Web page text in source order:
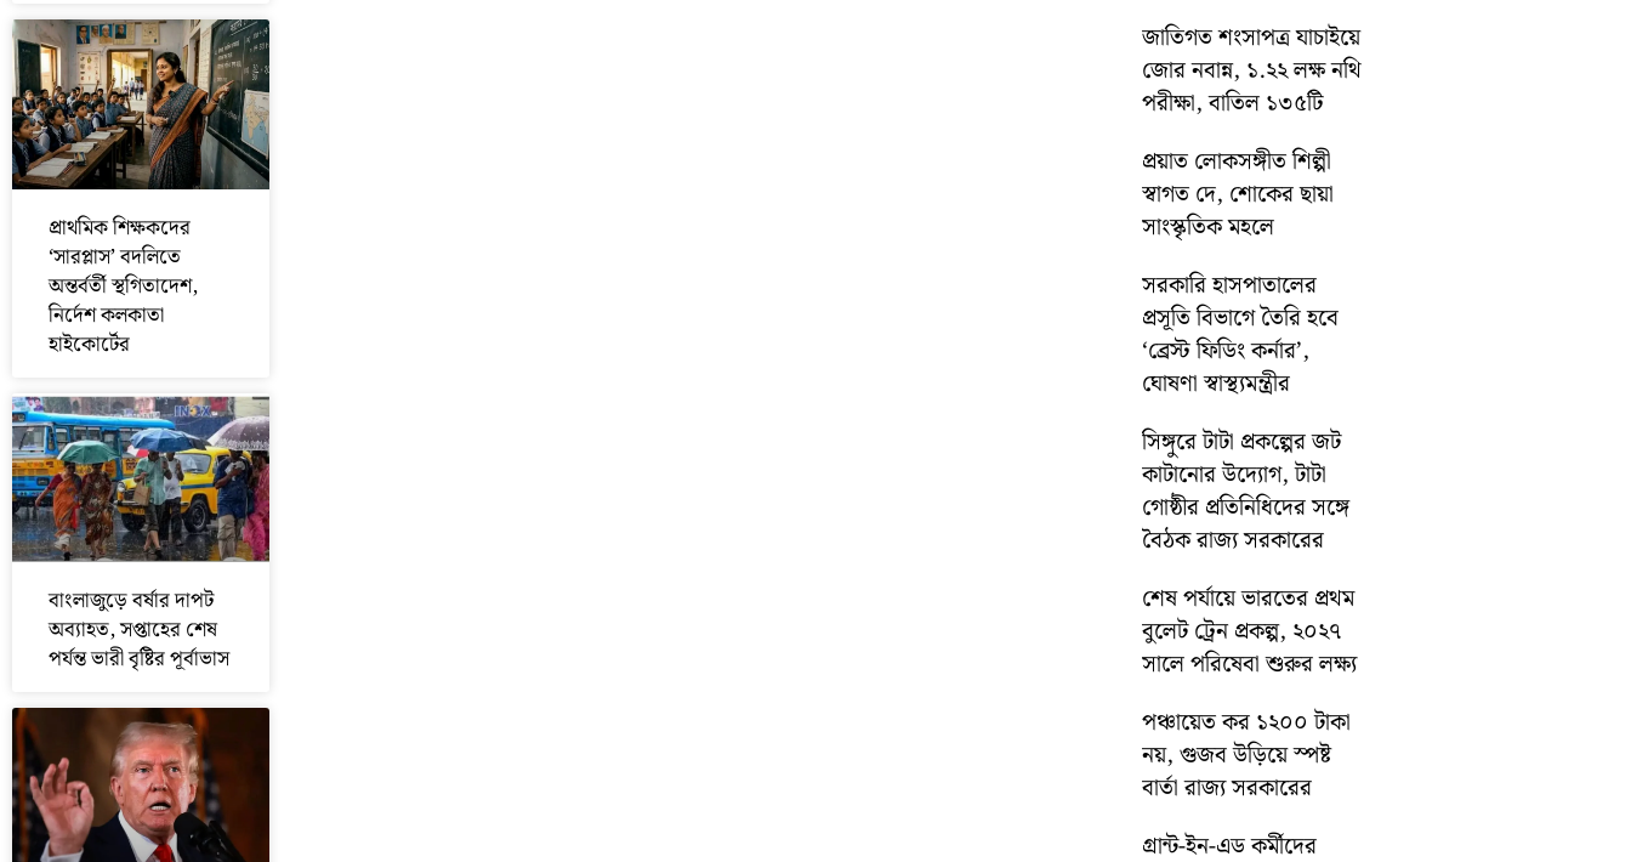
প্রাথমিক শিক্ষকদের
‘সারপ্লাস’ বদলিতে
অন্তর্বর্তী স্থগিতাদেশ,
নির্দেশ কলকাতা
হাইকোর্টের
বাংলাজুড়ে বর্ষার দাপট
অব্যাহত, সপ্তাহের শেষ
পর্যন্ত ভারী বৃষ্টির পূর্বাভাস
জাতিগত শংসাপত্র যাচাইয়ে
জোর নবান্ন, ১.২২ লক্ষ নথি
পরীক্ষা, বাতিল ১৩৫টি
প্রয়াত লোকসঙ্গীত শিল্পী
স্বাগত দে, শোকের ছায়া
সাংস্কৃতিক মহলে
সরকারি হাসপাতালের
প্রসূতি বিভাগে তৈরি হবে
‘ব্রেস্ট ফিডিং কর্নার’,
ঘোষণা স্বাস্থ্যমন্ত্রীর
সিঙ্গুরে টাটা প্রকল্পের জট
কাটানোর উদ্যোগ, টাটা
গোষ্ঠীর প্রতিনিধিদের সঙ্গে
বৈঠক রাজ্য সরকারের
শেষ পর্যায়ে ভারতের প্রথম
বুলেট ট্রেন প্রকল্প, ২০২৭
সালে পরিষেবা শুরুর লক্ষ্য
পঞ্চায়েত কর ১২০০ টাকা
নয়, গুজব উড়িয়ে স্পষ্ট
বার্তা রাজ্য সরকারের
গ্রান্ট-ইন-এড কর্মীদের